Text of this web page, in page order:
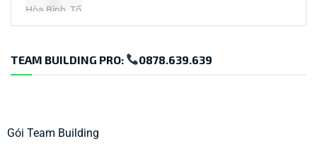
TEAM BUILDING PRO: 0878.639.639
Gói Team Building